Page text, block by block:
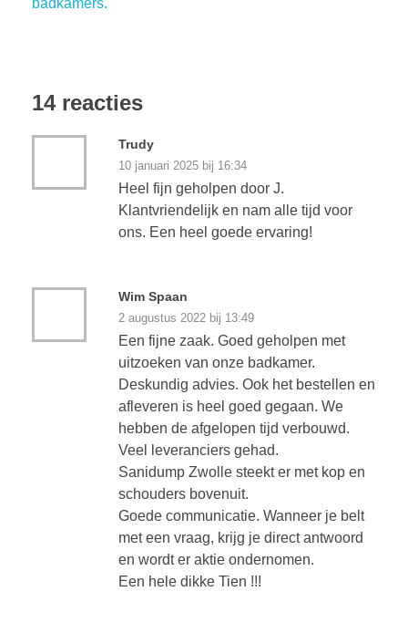
badkamers.
14 reacties
Trudy
10 januari 2025 bij 16:34
Heel fijn geholpen door J.
Klantvriendelijk en nam alle tijd voor
ons. Een heel goede ervaring!
Wim Spaan
2 augustus 2022 bij 13:49
Een fijne zaak. Goed geholpen met
uitzoeken van onze badkamer.
Deskundig advies. Ook het bestellen en
afleveren is heel goed gegaan. We
hebben de afgelopen tijd verbouwd.
Veel leveranciers gehad.
Sanidump Zwolle steekt er met kop en
schouders bovenuit.
Goede communicatie. Wanneer je belt
met een vraag, krijg je direct antwoord
en wordt er aktie ondernomen.
Een hele dikke Tien !!!